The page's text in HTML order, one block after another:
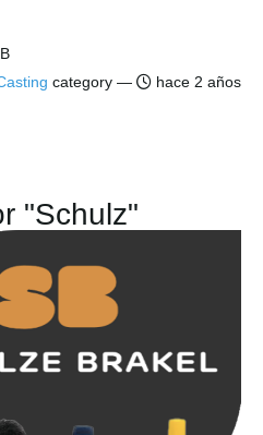
category —
hace 2 años
"Schulz"